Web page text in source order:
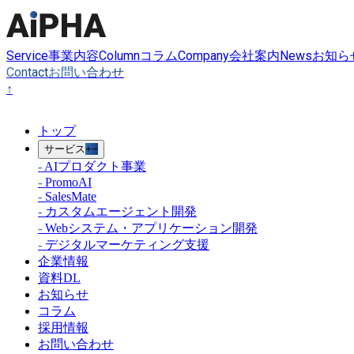
Service事業内容ColumnコラムCompany会社案内Newsお知ら
Contactお問い合わせ
↑
トップ
サービス+−
- AIプロダクト事業
- PromoAI
- SalesMate
- カスタムエージェント開発
- Webシステム・アプリケーション開発
- デジタルマーケティング支援
企業情報
資料DL
お知らせ
コラム
採用情報
お問い合わせ